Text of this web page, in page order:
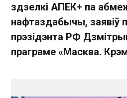
здзелкі АПЕК+ па
нафтаздабычы, заявіў
прэзідэнта РФ
праграме «Масква.